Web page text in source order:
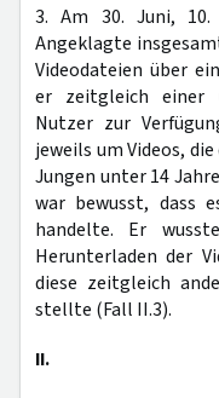
3. Am 30. Juni,
Angeklagte
Videodateien über
er zeitgleich einer
Nutzer zur
jeweils um Videos,
Jungen unter 14
war bewusst, dass
handelte. Er
Herunterladen der
diese zeitgleich
stellte (Fall II.3).
II.